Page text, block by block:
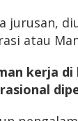
jurusan,
atau
kerja di